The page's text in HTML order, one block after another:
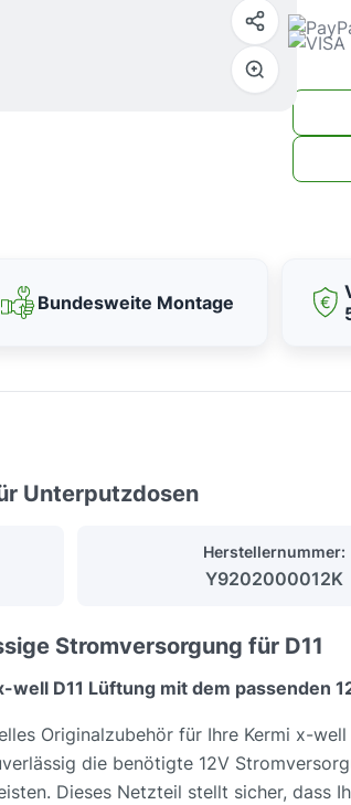
Bundesweite Montage
Unterputzdosen
Herstellernummer:
Y9202000012K
Stromversorgung für D11
well D11 Lüftung mit dem passenden
Originalzubehör für Ihre Kermi x-
die benötigte 12V
Dieses Netzteil stellt sicher, dass